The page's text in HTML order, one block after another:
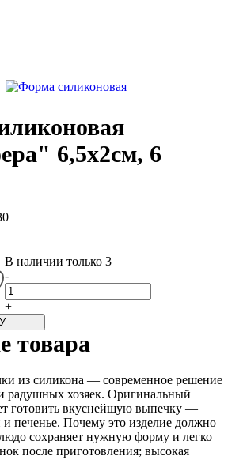
6,5х2см, 6
В наличии только 3
-
+
товара
из силикона — современное решение
радушных хозяек. Оригинальный
готовить вкуснейшую выпечку —
и печенье. Почему это изделие должно
сохраняет нужную форму и легко
после приготовления; высокая